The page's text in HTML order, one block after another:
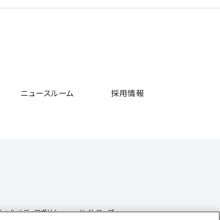
ニュースルーム 採用情報
ャルメディアポリシー サイトマップ